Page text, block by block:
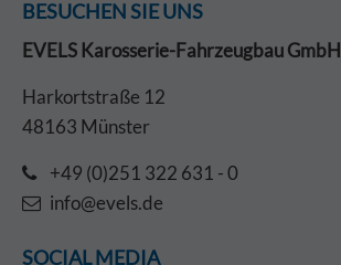
BESUCHEN SIE UNS
EVELS Karosserie-Fahrzeugbau GmbH
Harkortstraße 12
48163 Münster
+49 (0)251 322 631 - 0
info@evels.de
SOCIAL MEDIA